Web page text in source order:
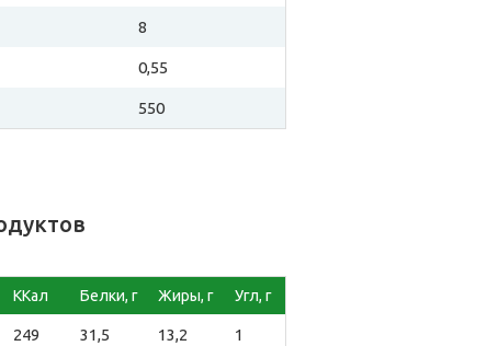
8
0,55
550
ККал Белки, г Жиры, г Угл, г
249 31,5 13,2 1